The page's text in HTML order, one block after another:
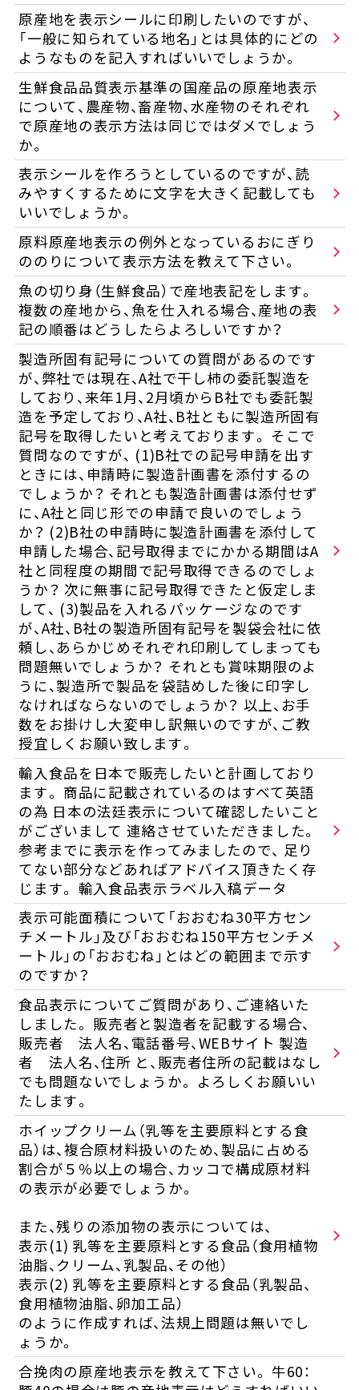
原産地を表示シールに印刷したいのですが、
「一般に知られている地名」とは具体的にどの
ようなものを記入すればいいでしょうか。
生鮮食品品質表示基準の国産品の原産地表示
について、農産物、畜産物、水産物のそれぞれ
で原産地の表示方法は同じではダメでしょう
か。
表示シールを作ろうとしているのですが、読
みやすくするために文字を大きく記載しても
いいでしょうか。
原料原産地表示の例外となっているおにぎり
ののりについて表示方法を教えて下さい。
魚の切り身（生鮮食品）で産地表記をします。
複数の産地から、魚を仕入れる場合、産地の表
記の順番はどうしたらよろしいですか？
製造所固有記号についての質問があるのです
が、弊社では現在、A社で干し柿の委託製造を
しており、来年1月、2月頃からB社でも委託製
造を予定しており、A社、B社ともに製造所固有
記号を取得したいと考えております。 そこで
質問なのですが、 (1)B社での記号申請を出す
ときには、申請時に製造計画書を添付するの
でしょうか？ それとも製造計画書は添付せず
に、A社と同じ形での申請で良いのでしょう
か？ (2)B社の申請時に製造計画書を添付して
申請した場合、記号取得までにかかる期間はA
社と同程度の期間で記号取得できるのでしょ
うか？ 次に無事に記号取得できたと仮定しま
して、 (3)製品を入れるパッケージなのです
が、A社、B社の製造所固有記号を製袋会社に依
頼し、あらかじめそれぞれ印刷してしまっても
問題無いでしょうか？ それとも賞味期限のよ
うに、製造所で製品を袋詰めした後に印字し
なければならないのでしょうか？ 以上、お手
数をお掛けし大変申し訳無いのですが、ご教
授宜しくお願い致します。
輸入食品を日本で販売したいと計画しており
ます。 商品に記載されているのはすべて英語
の為 日本の法廷表示について確認したいこと
がございまして 連絡させていただきました。
参考までに表示を作ってみましたので、 足り
てない部分などあればアドバイス頂きたく存
じます。 輸入食品表示ラベル入稿データ
表示可能面積について「おおむね30平方セン
チメートル」及び「おおむね150平方センチメ
ートル」の「おおむね」とはどの範囲まで示す
のですか？
食品表示についてご質問があり、ご連絡いた
しました。 販売者と製造者を記載する場合、
販売者 法人名、電話番号、WEBサイト 製造
者 法人名、住所 と、販売者住所の記載はなし
でも問題ないでしょうか。 よろしくお願いい
たします。
ホイップクリーム（乳等を主要原料とする食
品）は、複合原材料扱いのため、製品に占める
割合が５％以上の場合、カッコで構成原材料
の表示が必要でしょうか。
また、残りの添加物の表示については、
表示(1) 乳等を主要原料とする食品（食用植物
油脂、クリーム、乳製品、その他）
表示(2) 乳等を主要原料とする食品（乳製品、
食用植物油脂、卵加工品）
のように作成すれば、法規上問題は無いでし
ょうか。
合挽肉の原産地表示を教えて下さい。 牛60：